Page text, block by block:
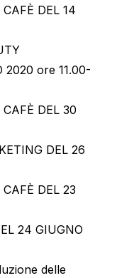
DEL 14
2020 ore 11.00-
DEL 30
DEL 26
DEL 23
24 GIUGNO
delle